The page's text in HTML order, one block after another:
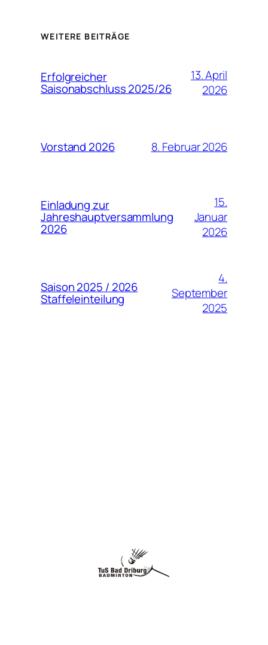
WEITERE BEITRÄGE
Erfolgreicher
Saisonabschluss 2025/26
13. April
2026
Vorstand 2026 8. Februar 2026
Einladung zur
Jahreshauptversammlung
2026
15.
Januar
2026
Saison 2025 / 2026
Staffeleinteilung
4.
September
2025